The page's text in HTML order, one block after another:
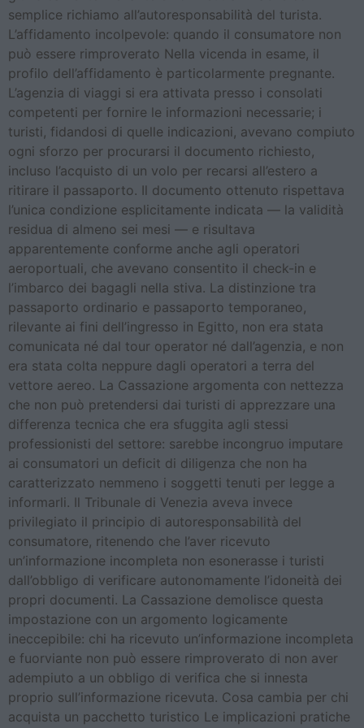
semplice richiamo all’autoresponsabilità del turista.
L’affidamento incolpevole: quando il consumatore non
può essere rimproverato Nella vicenda in esame, il
profilo dell’affidamento è particolarmente pregnante.
L’agenzia di viaggi si era attivata presso i consolati
competenti per fornire le informazioni necessarie; i
turisti, fidandosi di quelle indicazioni, avevano compiuto
ogni sforzo per procurarsi il documento richiesto,
incluso l’acquisto di un volo per recarsi all’estero a
ritirare il passaporto. Il documento ottenuto rispettava
l’unica condizione esplicitamente indicata — la validità
residua di almeno sei mesi — e risultava
apparentemente conforme anche agli operatori
aeroportuali, che avevano consentito il check-in e
l’imbarco dei bagagli nella stiva. La distinzione tra
passaporto ordinario e passaporto temporaneo,
rilevante ai fini dell’ingresso in Egitto, non era stata
comunicata né dal tour operator né dall’agenzia, e non
era stata colta neppure dagli operatori a terra del
vettore aereo. La Cassazione argomenta con nettezza
che non può pretendersi dai turisti di apprezzare una
differenza tecnica che era sfuggita agli stessi
professionisti del settore: sarebbe incongruo imputare
ai consumatori un deficit di diligenza che non ha
caratterizzato nemmeno i soggetti tenuti per legge a
informarli. Il Tribunale di Venezia aveva invece
privilegiato il principio di autoresponsabilità del
consumatore, ritenendo che l’aver ricevuto
un’informazione incompleta non esonerasse i turisti
dall’obbligo di verificare autonomamente l’idoneità dei
propri documenti. La Cassazione demolisce questa
impostazione con un argomento logicamente
ineccepibile: chi ha ricevuto un’informazione incompleta
e fuorviante non può essere rimproverato di non aver
adempiuto a un obbligo di verifica che si innesta
proprio sull’informazione ricevuta. Cosa cambia per chi
acquista un pacchetto turistico Le implicazioni pratiche